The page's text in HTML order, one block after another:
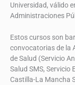
Universidad, válido
Administraciones
Estos cursos son
convocatorias de la
de Salud (Servicio
Salud SMS, Servicio
Castilla-La Mancha